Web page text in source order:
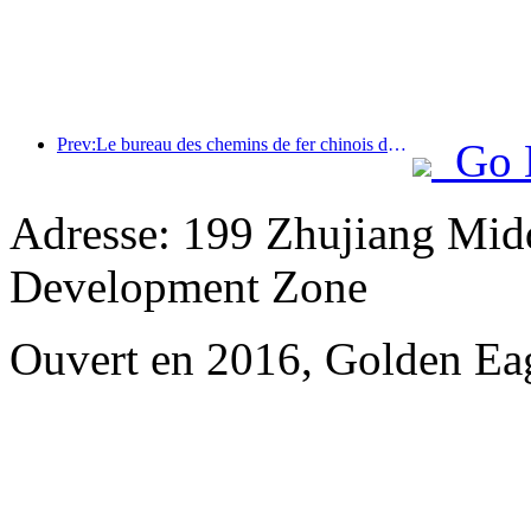
Prev:Le bureau des chemins de fer chinois de Pékin lance les transports pour les vacances de la fête de Qingming et prévoit de transporter 7,37 millions de passagers.
Go
Adresse: 199 Zhujiang
Development Zone
Ouvert en 2016, Golden